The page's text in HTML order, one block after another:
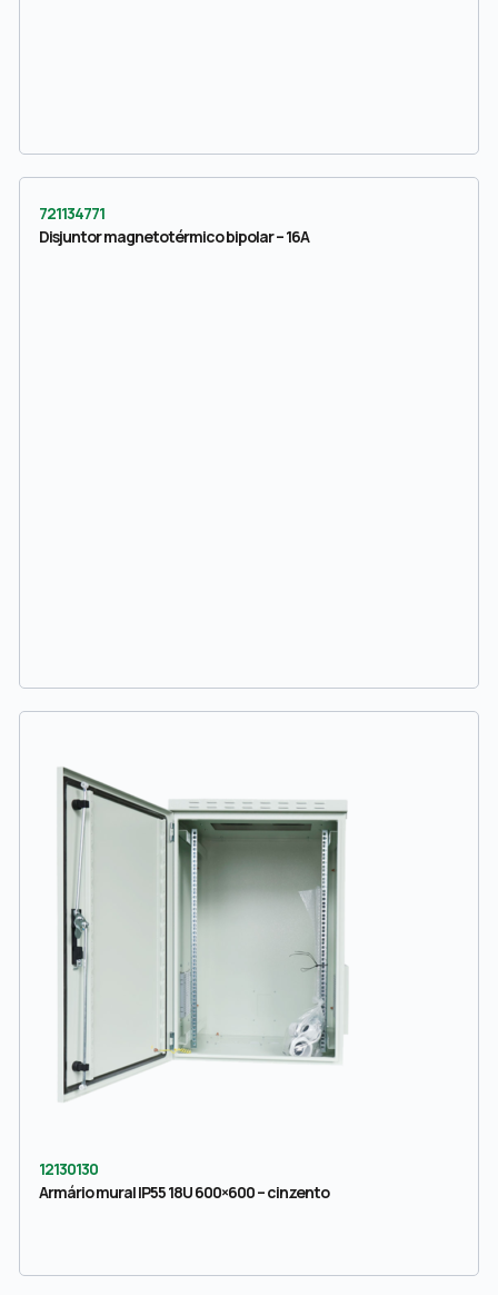
721134771
Disjuntor magnetotérmico bipolar – 16A
12130130
Armário mural IP55 18U 600×600 – cinzento